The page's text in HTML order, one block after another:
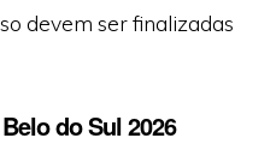
devem ser finalizadas
do Sul 2026